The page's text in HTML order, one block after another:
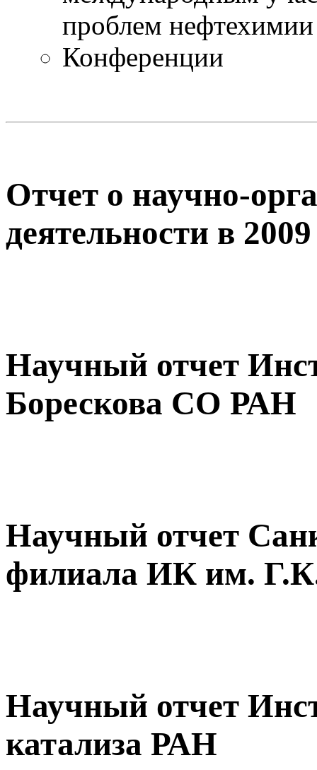
проблем
Конференции
Отчет о научно-
деятельности в
Научный отчет
Борескова СО РАН
Научный отчет
филиала ИК им.
Научный отчет
катализа РАН